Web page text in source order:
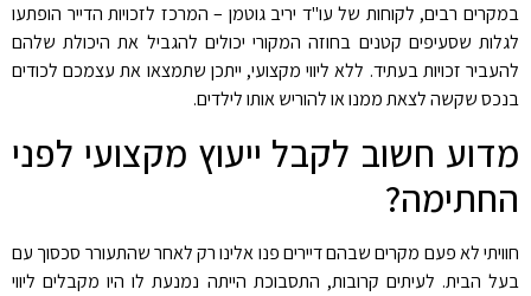
במקרים רבים, לקוחות של עו"ד יריב גוטמן – המרכז לזכויות הדייר הופתעו
לגלות שסעיפים קטנים בחוזה המקורי יכולים להגביל את היכולת שלהם
להעביר זכויות בעתיד. ללא ליווי מקצועי, ייתכן שתמצאו את עצמכם לכודים
בנכס שקשה לצאת ממנו או להוריש אותו לילדים.
מדוע חשוב לקבל ייעוץ מקצועי לפני
החתימה?
חוויתי לא פעם מקרים שבהם דיירים פנו אלינו רק לאחר שהתעורר סכסוך עם
בעל הבית. לעיתים קרובות, התסבוכת הייתה נמנעת לו היו מקבלים ליווי